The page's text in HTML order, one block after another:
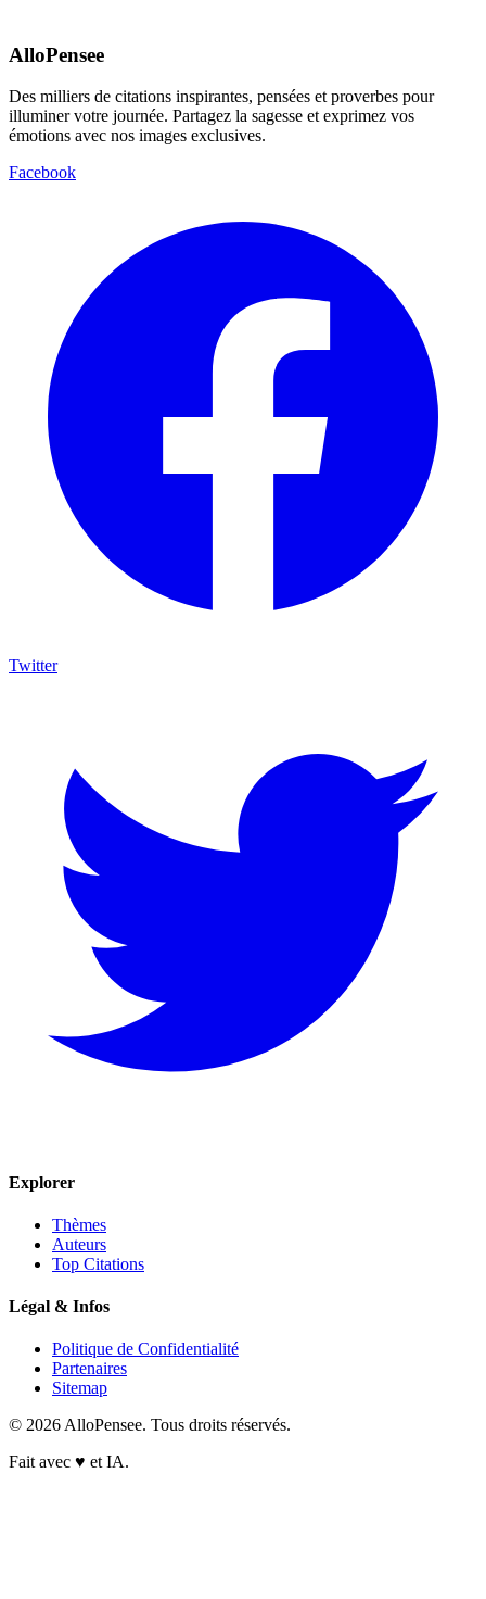
AlloPensee
Des milliers de citations inspirantes, pensées et proverbes pour
illuminer votre journée. Partagez la sagesse et exprimez vos
émotions avec nos images exclusives.
Facebook
Twitter
Explorer
Thèmes
Auteurs
Top Citations
Légal & Infos
Politique de Confidentialité
Partenaires
Sitemap
© 2026 AlloPensee. Tous droits réservés.
Fait avec ♥ et IA.